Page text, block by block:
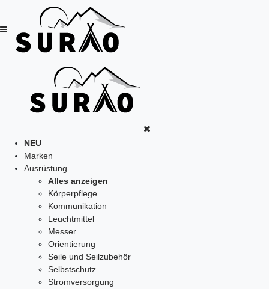
NEU
Marken
Ausrüstung
Alles anzeigen
Körperpflege
Kommunikation
Leuchtmittel
Messer
Orientierung
Seile und Seilzubehör
Selbstschutz
Stromversorgung